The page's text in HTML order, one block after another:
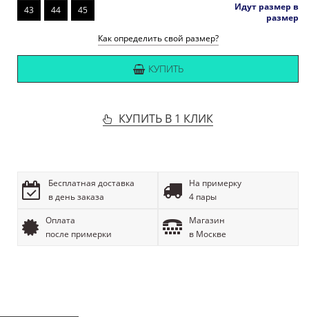
43 44 45
Идут размер в
размер
Как определить свой размер?
КУПИТЬ
КУПИТЬ В 1 КЛИК
Бесплатная доставка
в день заказа
На примерку
4 пары
Оплата
после примерки
Магазин
в Москве